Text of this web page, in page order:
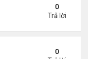
ở Spain
0
Trả lời
đón tuổi 18
0